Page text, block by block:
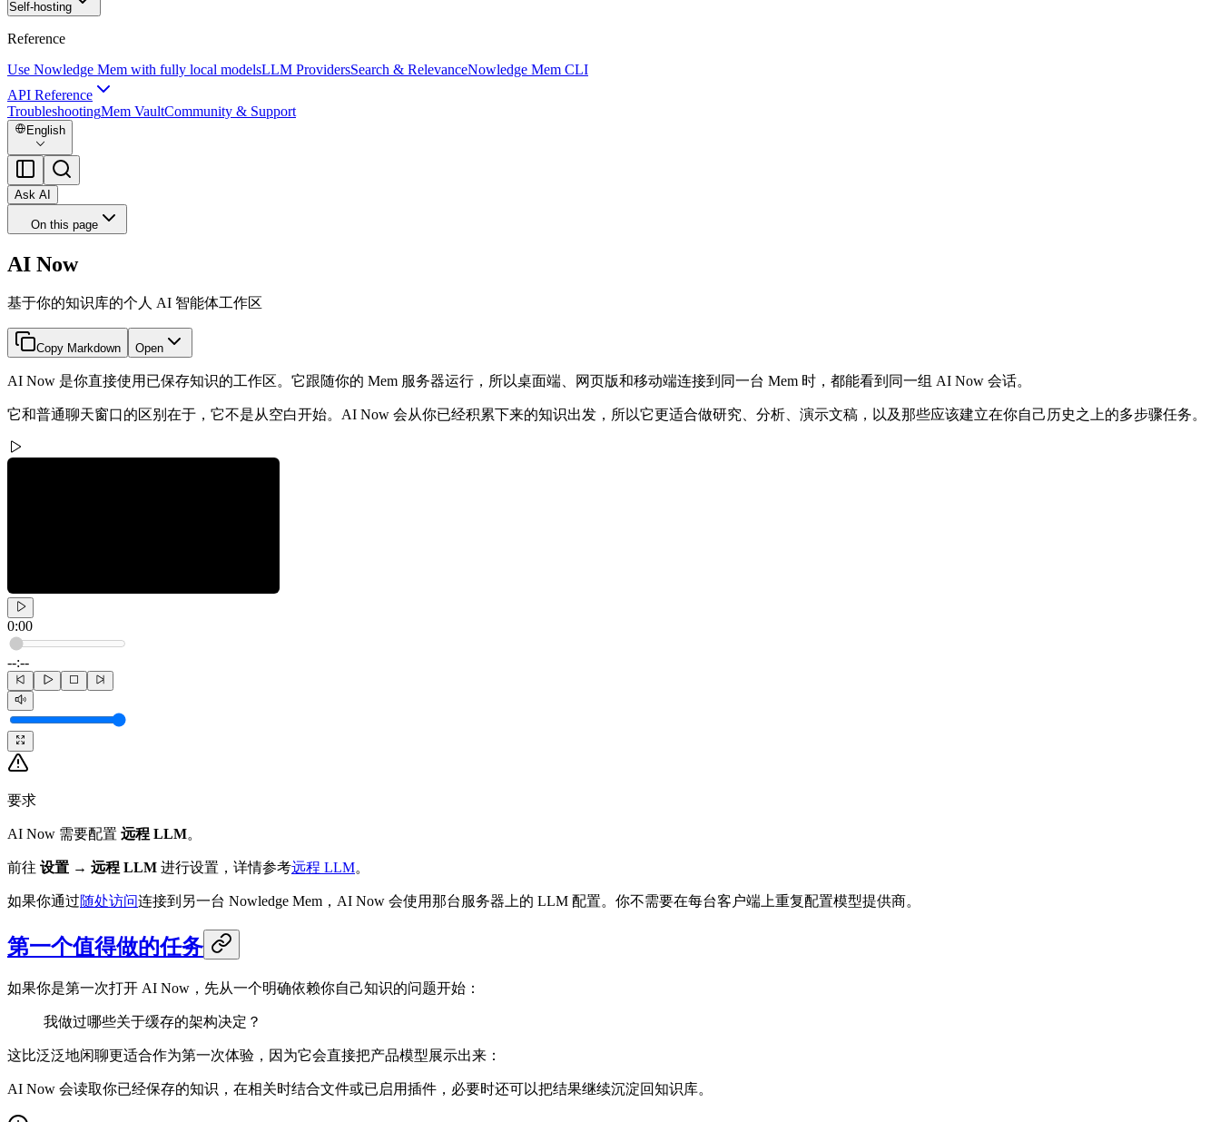
Self-hosting
Reference
Use Nowledge Mem with fully local modelsLLM ProvidersSearch & RelevanceNowledge Mem CLI
API Reference
TroubleshootingMem VaultCommunity & Support
English
Ask AI
On this page
AI Now
基于你的知识库的个人 AI 智能体工作区
Copy Markdown Open
AI Now 是你直接使用已保存知识的工作区。它跟随你的 Mem 服务器运行，所以桌面端、网页版和移动端连接到同一台 Mem 时，都能看到同一组 AI Now 会话。
它和普通聊天窗口的区别在于，它不是从空白开始。AI Now 会从你已经积累下来的知识出发，所以它更适合做研究、分析、演示文稿，以及那些应该建立在你自己历史之上的多步骤任务。
0:00
--:--
要求
AI Now 需要配置 远程 LLM。
前往 设置 → 远程 LLM 进行设置，详情参考远程 LLM。
如果你通过随处访问连接到另一台 Nowledge Mem，AI Now 会使用那台服务器上的 LLM 配置。你不需要在每台客户端上重复配置模型提供商。
第一个值得做的任务
如果你是第一次打开 AI Now，先从一个明确依赖你自己知识的问题开始：
我做过哪些关于缓存的架构决定？
这比泛泛地闲聊更适合作为第一次体验，因为它会直接把产品模型展示出来：
AI Now 会读取你已经保存的知识，在相关时结合文件或已启用插件，必要时还可以把结果继续沉淀回知识库。